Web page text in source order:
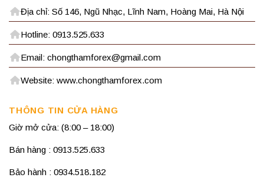
Địa chỉ: Số 146, Ngũ Nhạc, Lĩnh Nam, Hoàng Mai, Hà Nội
Hotline: 0913.525.633
Email: chongthamforex@gmail.com
Website: www.chongthamforex.com
THÔNG TIN CỬA HÀNG
Giờ mở cửa: (8:00 – 18:00)
Bán hàng : 0913.525.633
Bảo hành : 0934.518.182